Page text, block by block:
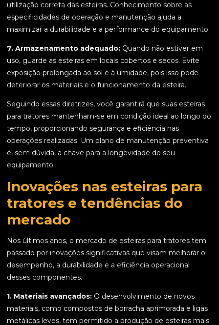
utilização correta das esteiras. Conhecimento sobre as
especificidades de operação e manutenção ajuda a
maximizar a durabilidade e a performance do equipamento.
7. Armazenamento adequado: Quando não estiver em
uso, guarde as esteiras em locais cobertos e secos. Evite
exposição prolongada ao sol e à umidade, pois isso pode
deteriorar os materiais e o funcionamento da esteira.
Seguindo essas diretrizes, você garantirá que suas esteiras
para tratores mantenham-se em condição ideal ao longo do
tempo, proporcionando segurança e eficiência nas
operações realizadas. Um plano de manutenção preventiva
é, sem dúvida, a chave para a longevidade do seu
equipamento.
Inovações nas esteiras para
tratores e tendências do
mercado
Nos últimos anos, o mercado de esteiras para tratores tem
passado por inovações significativas que visam melhorar o
desempenho, a durabilidade e a eficiência operacional
desses componentes.
1. Materiais avançados: O desenvolvimento de novos
materiais, como compostos de borracha aprimorada e ligas
metálicas leves, tem permitido a produção de esteiras mais